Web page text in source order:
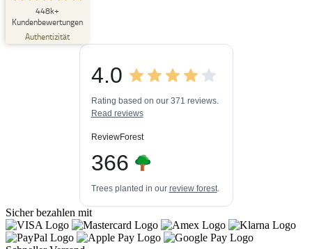
448k+
Kundenbewertungen
Authentizität
SEHR GUT
4,84
/
5,00
3
ProvenExpert.com
Blick aufs ProvenExpert-Profil werfen
06.08.2026
4.0
Rating based on our 371 reviews.
Read reviews
ReviewForest
366
Trees planted in our review forest.
Sicher bezahlen mit